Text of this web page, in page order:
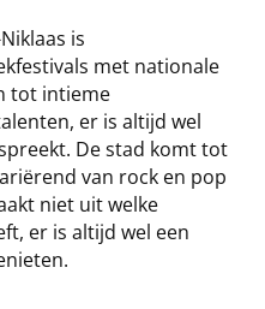
is
met nationale
tot intieme
er is altijd wel
De stad komt tot
van rock en pop
niet uit welke
er is altijd wel een